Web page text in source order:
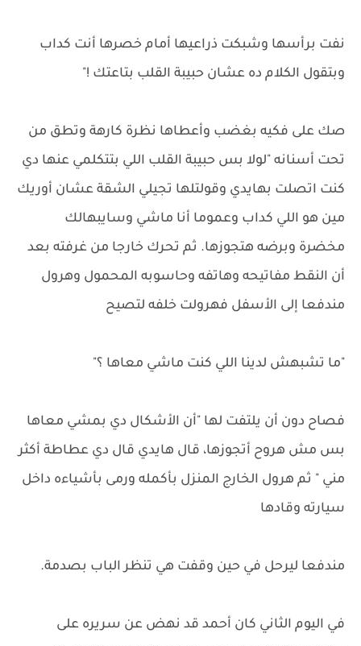
نفت برأسها وشبكت ذراعيها أمام خصرها أنت كداب
وبتقول الكلام ده عشان حبيبة القلب بتاعتك !"
صك على فكيه بغضب وأعطاها نظرة كارهة وتطق من
تحت أسنانه "لولا بس حبيبة القلب اللي بتتكلمي عنها دي
كنت اتصلت بهايدي وقولتلها تجيلي الشقة عشان أوريك
مين هو اللي كداب وعموما أنا ماشي وسايبهالك
مخضرة وبرضه هتجوزها. ثم تحرك خارجا من غرفته بعد
أن النقط مفاتيحه وهاتفه وحاسوبه المحمول وهرول
مندفعا إلى الأسفل فهرولت خلفه لتصيح
"ما تشبهش لدينا اللي كنت ماشي معاها ؟"
فصاح دون أن يلتفت لها "أن الأشكال دي بمشي معاها
بس مش هروح أتجوزها، قال هايدي قال دي عطاطة أكثر
مني " ثم هرول الخارج المنزل بأكمله ورمى بأشياءه داخل
سيارته وقادها
مندفعا ليرحل في حين وقفت هي تنظر الباب بصدمة.
في اليوم الثاني كان أحمد قد نهض عن سريره على